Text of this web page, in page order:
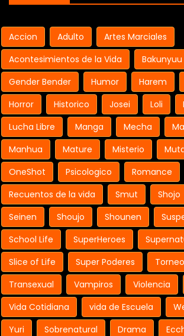
Accion Adulto
Artes Marciales
Acontesimientos de la Vida
Bakunyuu
Gender Bender
Humor Harem
Horror
Historico Josei Loli
Lucha Libre
Manga Mecha
Manhua
Mature Misterio
OneShot
Psicologico
Romance
Recuentos de la vida
Smut Shojo
Seinen
Shoujo Shounen
School Life
SuperHeroes
Slice of Life
Super Poderes Torneo
Transexual
Vampiros Violencia
Vida Cotidiana
vida de Escuela
Yuri
Sobrenatural Drama